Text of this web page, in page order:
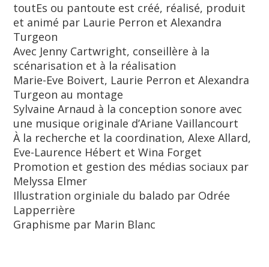
toutEs ou pantoute est créé, réalisé, produit
et animé par Laurie Perron et Alexandra
Turgeon
Avec Jenny Cartwright, conseillère à la
scénarisation et à la réalisation
Marie-Eve Boivert, Laurie Perron et Alexandra
Turgeon au montage
Sylvaine Arnaud à la conception sonore avec
une musique originale d’Ariane Vaillancourt
À la recherche et la coordination, Alexe Allard,
Eve-Laurence Hébert et Wina Forget
Promotion et gestion des médias sociaux par
Melyssa Elmer
Illustration orginiale du balado par Odrée
Lapperrière
Graphisme par Marin Blanc